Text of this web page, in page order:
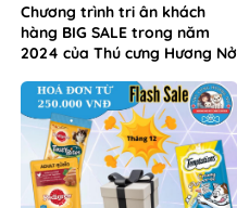
Chương trình tri ân khách
hàng BIG SALE trong năm
2024 của Thú cưng Hương Nở